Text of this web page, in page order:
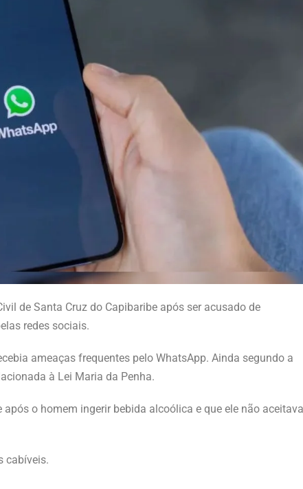
de Santa Cruz do Capibaribe após ser acusado de
redes sociais.
ameaças frequentes pelo WhatsApp. Ainda segundo a
à Lei Maria da Penha.
o homem ingerir bebida alcoólica e que ele não aceitava
cabíveis.